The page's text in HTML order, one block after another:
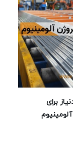
برای